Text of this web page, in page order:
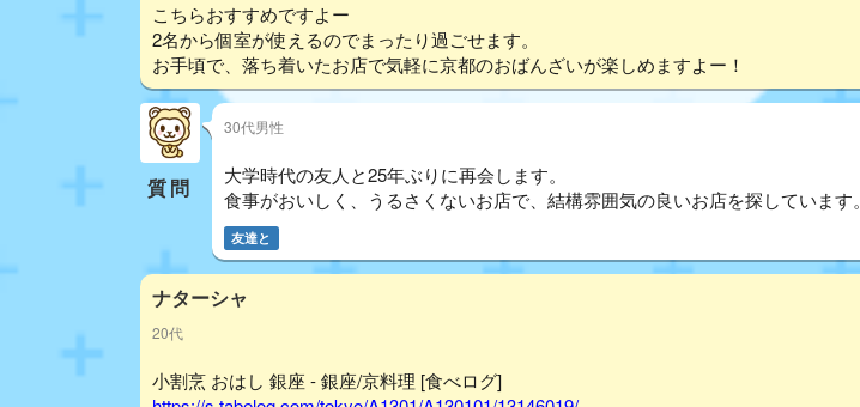
こちらおすすめですよー
2名から個室が使えるのでまったり過ごせます。
お手頃で、落ち着いたお店で気軽に京都のおばんざいが楽しめますよー！
質問
30代男性
大学時代の友人と25年ぶりに再会します。
食事がおいしく、うるさくないお店で、結構雰囲気の良いお店を探しています。
友達と
ナターシャ
20代
小割烹 おはし 銀座 - 銀座/京料理 [食べログ]